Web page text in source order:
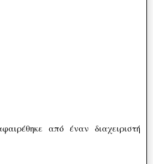
από έναν διαχειριστή